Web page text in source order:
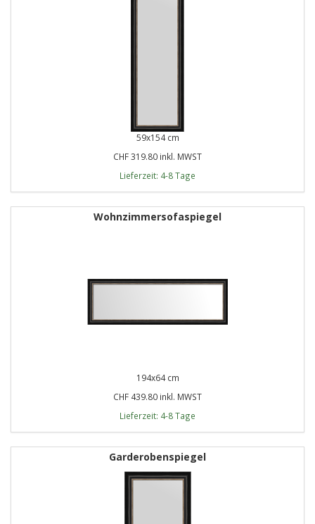
59x154 cm
CHF 319.80 inkl. MWST
Lieferzeit: 4-8 Tage
Wohnzimmersofaspiegel
194x64 cm
CHF 439.80 inkl. MWST
Lieferzeit: 4-8 Tage
Garderobenspiegel